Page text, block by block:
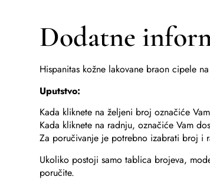
Dodatne
Hispanitas kožne lakovane braon cipele
Uputstvo:
Kada kliknete na željeni broj označiće
Kada kliknete na radnju, označiće Vam
Za poručivanje je potrebno izabrati broj i
Ukoliko postoji samo tablica brojeva,
poručite.